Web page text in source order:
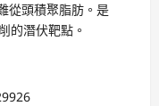
從頭積聚脂肪。是
的潛伏靶點。